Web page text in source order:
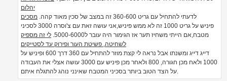
יהלום
לדעתי להתחיל עם גריט 360-600 זה במצב של סכין מאוד קהה.
מסכים
פיניש על גריט 1000 זה לא ממש פיניש,אני עושה זאת עם צ'וסרה 3000 לסכיני
מטבח,אם הייתי משחיז תער אז הגימור היה עובר ל5000-6000.
לי זה מספיק
לשחיטה, פשיטת העור ופירוק עד לסטייקים
דייג דייג ומשנתו אבל נראה לי קצת מוזר להתחיל עם 360 דרך 600 ופיניש על
1000 ולאח מכן חגורה, 800 ולאחר מכן פיניש עם 3000 עושה אצלי את העבודה
על הצד הטוב ביותר בסכיני המטבח שאינני נוהג להתגלח איתם.